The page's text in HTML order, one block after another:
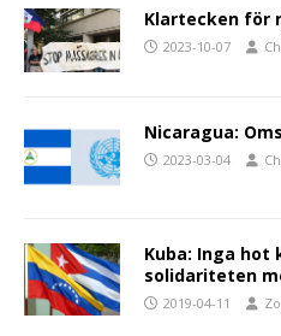
Klartecken för
2023-10-07
Nicaragua:
2023-03-04
Kuba: Inga hot
solidariteten
2019-04-11